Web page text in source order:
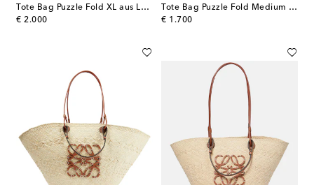
Tote Bag Puzzle Fold XL aus Leder
€ 2.000
original price
Tote Bag Puzzle Fold Medium aus Leder
€ 1.700
original price